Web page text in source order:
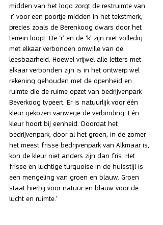
midden van het logo zorgt de restruimte van
‘r’ voor een poortje midden in het tekstmerk,
precies zoals de Berenkoog dwars door het
terrein loopt. De ‘r’ en de ‘k’ zijn niet volledig
met elkaar verbonden omwille van de
leesbaarheid. Hoewel vrijwel alle letters met
elkaar verbonden zijn is in het ontwerp wel
rekening gehouden met de openheid en
ruimte die de ruime opzet van bedrijvenpark
Beverkoog typeert. Er is natuurlijk voor één
kleur gekozen vanwege de verbinding. Eén
kleur hoort bij eenheid. Doordat het
bedrijvenpark, door al het groen, in de zomer
het meest frisse bedrijvenpark van Alkmaar is,
kon de kleur niet anders zijn dan fris. Het
frisse en luchtige turquoise in de huisstijl is
een mengeling van groen en blauw. Groen
staat hierbij voor natuur en blauw voor de
lucht en ruimte.’